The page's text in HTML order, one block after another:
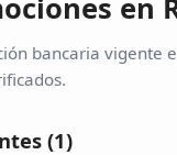
en
bancaria vigente
(1)